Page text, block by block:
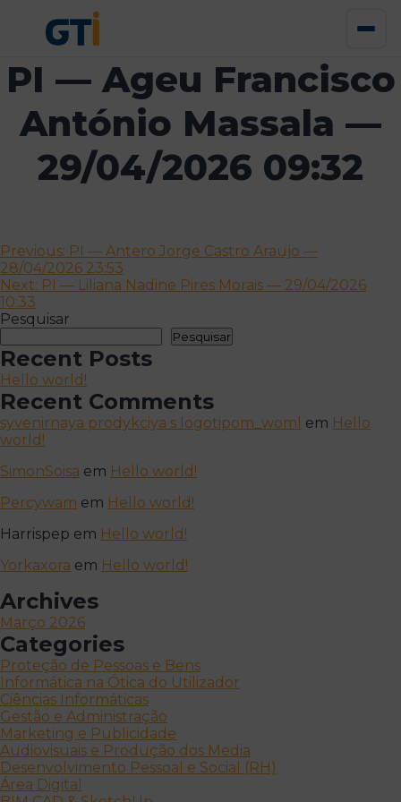
PI — Ageu Francisco
António Massala —
29/04/2026 09:32
Navegação
de
artigos
Previous: PI — Antero Jorge Castro Araujo —
28/04/2026 23:53
Next: PI — Liliana Nadine Pires Morais — 29/04/2026
10:33
Pesquisar
Pesquisar
Recent Posts
Hello world!
Recent Comments
syvenirnaya prodykciya s logotipom_woml em Hello
world!
SimonSoisa em Hello world!
Percywam em Hello world!
Harrispep em Hello world!
Yorkaxora em Hello world!
Archives
Março 2026
Categories
Proteção de Pessoas e Bens
Informática na Ótica do Utilizador
Ciências Informáticas
Gestão e Administração
Marketing e Publicidade
Audiovisuais e Produção dos Media
Desenvolvimento Pessoal e Social (RH)
Área Digital